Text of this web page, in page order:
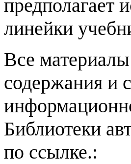
предполагает
линейки
Все
содержания и
Библиотеки
по ссылке.: